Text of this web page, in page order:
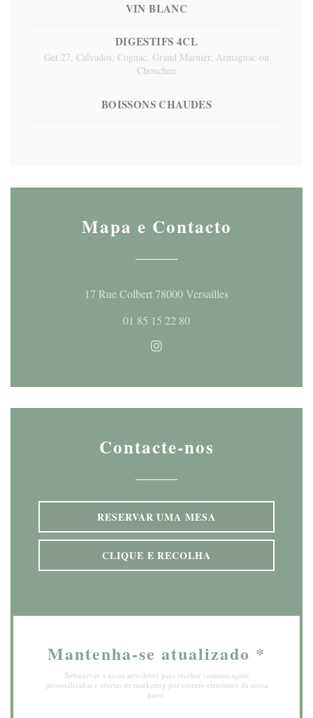
VIN BLANC
DIGESTIFS 4CL
Get 27, Calvados, Cognac, Grand Marnier, Armagnac ou
Chouchen
BOISSONS CHAUDES
Mapa e Contacto
17 Rue Colbert 78000 Versailles((abre numa nova
01 85 15 22 80
Instagram ((abre numa nova
Contacte-nos
RESERVAR UMA MESA
CLIQUE E RECOLHA
Mantenha-se atualizado *
Subscrever a nossa newsletter para receber comunicações
personalizadas e ofertas de marketing por correio eletrónico da nossa
parte.